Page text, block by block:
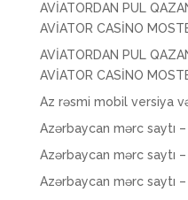
AVİATORDAN PUL
AVİATOR CASİNO
AVİATORDAN PUL
AVİATOR CASİNO
Az rəsmi mobil versiya
Azərbaycan mərc saytı
Azərbaycan mərc saytı
Azərbaycan mərc saytı